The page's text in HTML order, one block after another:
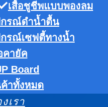
เสื้อชูชีพแบบพองลม
รณ์ดำน้ำตื้น
รณ์เซฟตี้ทางน้ำ
คายัค
Board
าทั้งหมด
เรา